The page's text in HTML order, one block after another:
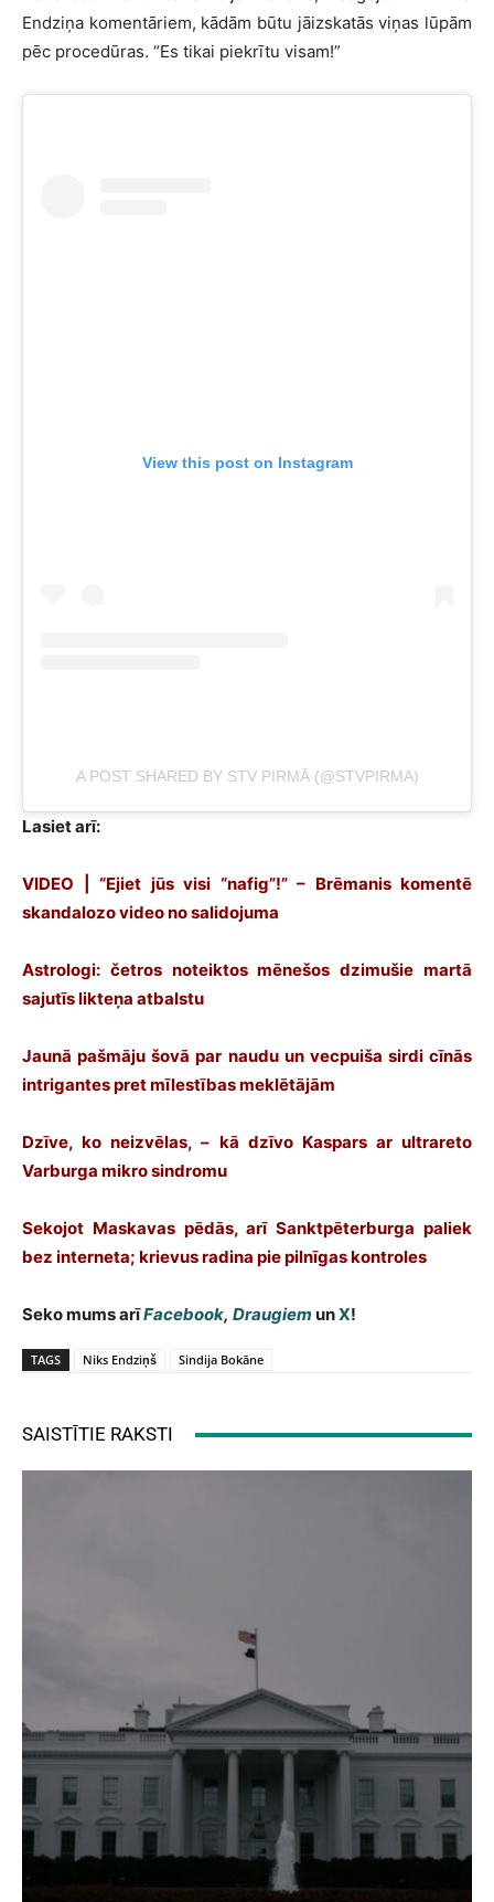
Endziņa komentāriem, kādām būtu jāizskatās viņas lūpām
pēc procedūras. “Es tikai piekrītu visam!”
View this post on Instagram
A POST SHARED BY STV PIRMĀ (@STVPIRMA)
Lasiet arī:
VIDEO | “Ejiet jūs visi “nafig”!” – Brēmanis komentē
skandalozo video no salidojuma
Astrologi: četros noteiktos mēnešos dzimušie martā
sajutīs likteņa atbalstu
Jaunā pašmāju šovā par naudu un vecpuiša sirdi cīnās
intrigantes pret mīlestības meklētājām
Dzīve, ko neizvēlas, – kā dzīvo Kaspars ar ultrareto
Varburga mikro sindromu
Sekojot Maskavas pēdās, arī Sanktpēterburga paliek
bez interneta; krievus radina pie pilnīgas kontroles
Seko mums arīFacebook, Draugiem unX!
TAGS Niks Endziņš Sindija Bokāne
SAISTĪTIE RAKSTI